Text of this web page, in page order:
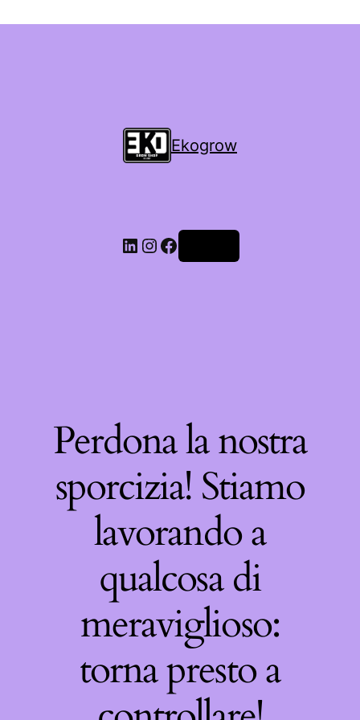
Ekogrow
Perdona la nostra
sporcizia! Stiamo
lavorando a
qualcosa di
meraviglioso:
torna presto a